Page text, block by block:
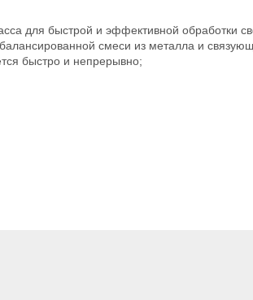
для быстрой и эффективной обработки
смеси из металла и
быстро и непрерывно;